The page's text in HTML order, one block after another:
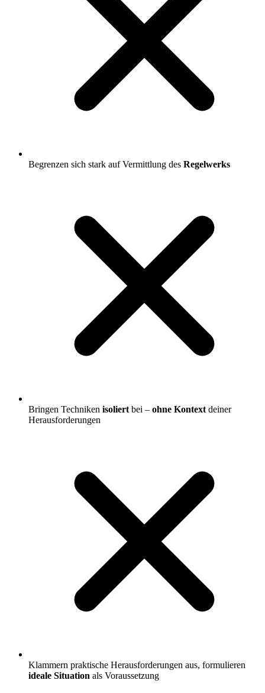
Begrenzen sich stark auf Vermittlung des Regelwerks
Bringen Techniken isoliert bei – ohne Kontext deiner
Herausforderungen
Klammern praktische Herausforderungen aus, formulieren
ideale Situation als Voraussetzung